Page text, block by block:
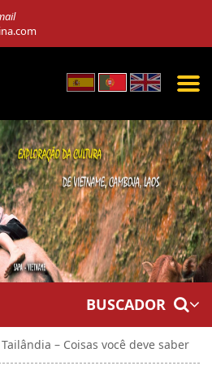
BUSCADOR
– Coisas você deve saber